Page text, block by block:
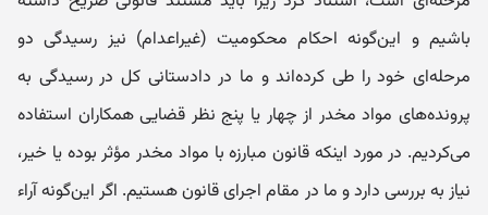
باشیم و این‌گونه احکام محکومیت (غیراعدام) نیز رسیدگی دو
مرحله‌ای خود را طی کرده‌اند و ما در دادستانی کل در رسیدگی به
پرونده‌های مواد مخدر از چهار یا پنج نظر قضایی همکاران استفاده
می‌کردیم. در مورد اینکه قانون مبارزه با مواد مخدر مؤثر بوده یا خیر،
نیاز به بررسی دارد و ما در مقام اجرای قانون هستیم. اگر این‌گونه آراء